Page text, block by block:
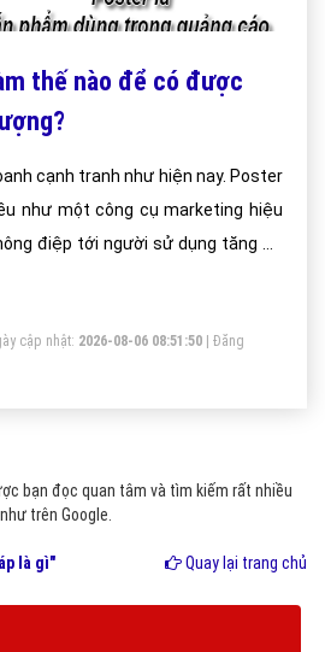
thế nào để có được
cạnh tranh như hiện nay. Poster
như một công cụ marketing hiệu
điệp tới người sử dụng tăng độ
cập nhật: 2026-08-06 08:51:50
Đăng
bạn đọc quan tâm và tìm kiếm rất nhiều
trên Google.
là gì" Quay lại trang chủ